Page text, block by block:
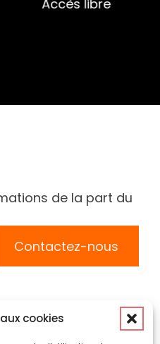
cookies
de la part du
Contactez-nous